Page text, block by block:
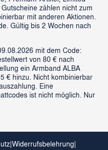
zählen nicht zum
mit anderen Aktionen.
Gültig bis 2 Wochen nach
mit dem Code:
von 80 € nach
ein Armband ALBA
€ hinzu. Nicht kombinierbar
Eine
ist nicht möglich. Nur
|Widerrufsbelehrung|